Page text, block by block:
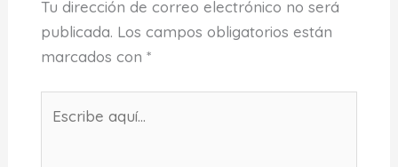
Tu dirección de correo electrónico no será
publicada. Los campos obligatorios están
marcados con *
aquí...